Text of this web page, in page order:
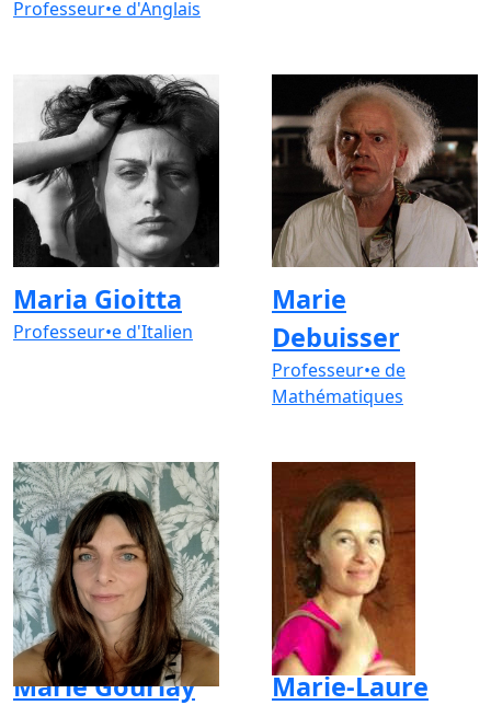
Professeur•e d'Anglais
Maria Gioitta
Professeur•e d'Italien
Marie
Debuisser
Professeur•e de
Mathématiques
Marie Gourlay
Marie-Laure